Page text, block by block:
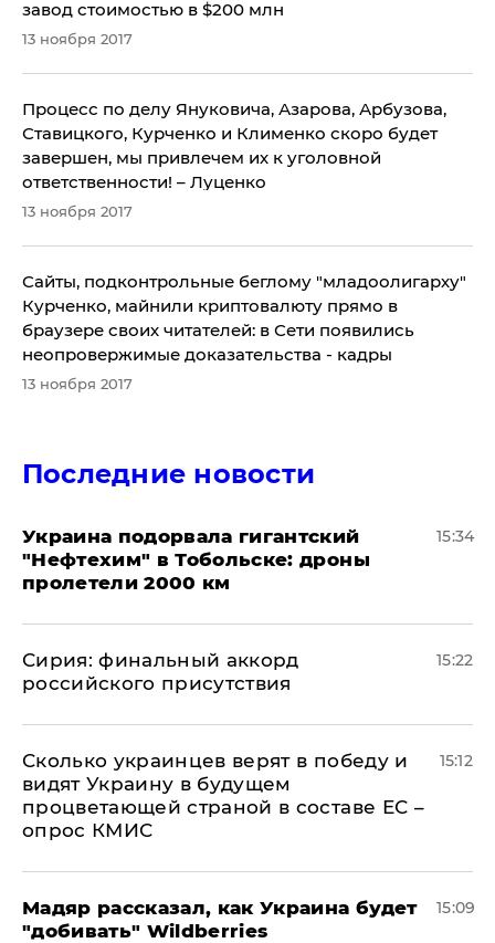
завод стоимостью в $200 млн
13 ноября 2017
Процесс по делу Януковича, Азарова, Арбузова,
Ставицкого, Курченко и Клименко скоро будет
завершен, мы привлечем их к уголовной
ответственности! – Луценко
13 ноября 2017
Сайты, подконтрольные беглому "младоолигарху"
Курченко, майнили криптовалюту прямо в
браузере своих читателей: в Сети появились
неопровержимые доказательства - кадры
13 ноября 2017
Последние новости
Украина подорвала гигантский
"Нефтехим" в Тобольске: дроны
пролетели 2000 км
15:34
​Сирия: финальный аккорд
российского присутствия
15:22
Сколько украинцев верят в победу и
видят Украину в будущем
процветающей страной в составе ЕС –
опрос КМИС
15:12
Мадяр рассказал, как Украина будет
"добивать" Wildberries
15:09